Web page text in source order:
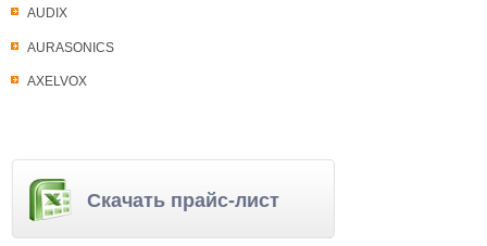
AUDIX
AURASONICS
AXELVOX
Скачать прайс-лист